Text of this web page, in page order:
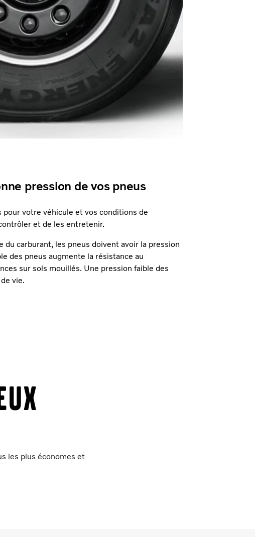
pression de vos pneus
pour votre véhicule et vos conditions de
et de les entretenir.
du carburant, les pneus doivent avoir la pression
des pneus augmente la résistance au
sur sols mouillés. Une pression faible des
vie.
les plus économes et